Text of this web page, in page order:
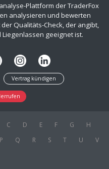
Plattform der TraderFox
analysieren und bewerten
Qualitäts-Check, der angibt,
geeignet ist.
Vertrag kündigen
C D E F G
H
P Q R S T U
V